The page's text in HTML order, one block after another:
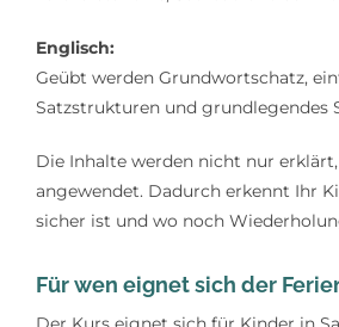
Englisch:
Geübt werden Grundwortschatz,
Satzstrukturen und grundlegendes
Die Inhalte werden nicht nur
angewendet. Dadurch erkennt Ihr
sicher ist und wo noch
Für wen eignet sich der